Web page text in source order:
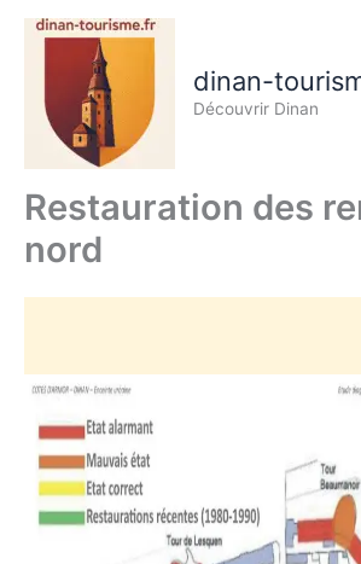
Aller
dinan-
Découvrir Dinan
Restauration des
nord